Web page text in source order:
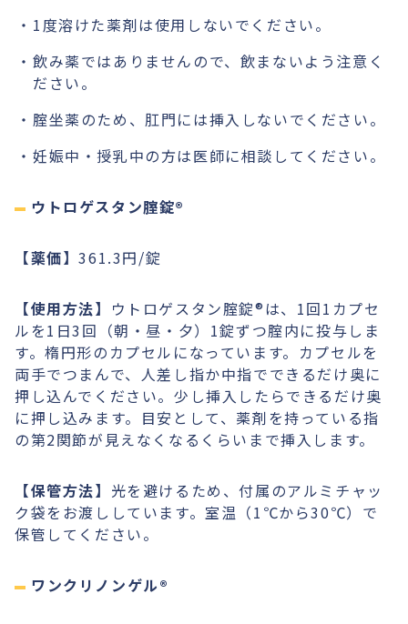
1度溶けた薬剤は使用しないでください。
飲み薬ではありませんので、飲まないよう注意く
ださい。
腟坐薬のため、肛門には挿入しないでください。
妊娠中・授乳中の方は医師に相談してください。
ウトロゲスタン腟錠®︎
【薬価】361.3円/錠
【使用方法】 ウトロゲスタン腟錠®︎は、1回1カプセ
ルを1日3回（朝・昼・夕）1錠ずつ腟内に投与しま
す。楕円形のカプセルになっています。カプセルを
両手でつまんで、人差し指か中指でできるだけ奥に
押し込んでください。少し挿入したらできるだけ奥
に押し込みます。目安として、薬剤を持っている指
の第2関節が見えなくなるくらいまで挿入します。
【保管方法】 光を避けるため、付属のアルミチャッ
ク袋をお渡ししています。室温（1℃から30℃）で
保管してください。
ワンクリノンゲル®︎